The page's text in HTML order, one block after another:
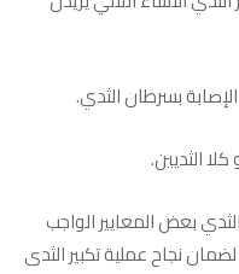
الإصابة بسرطان الثدي.
الثديين.
بعض المعايير الواجب
نجاح عملية تكبير الثدى